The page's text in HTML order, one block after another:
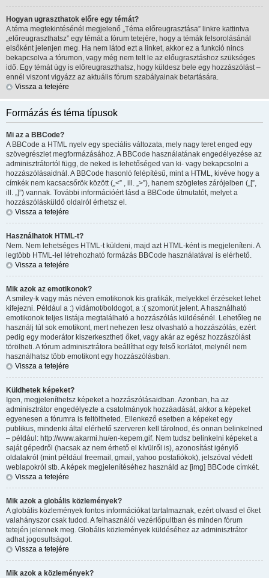
Hogyan ugraszthatok előre egy témát?
A téma megtekintésénél megjelenő „Téma előreugrasztása” linkre kattintva
„előreugraszthatsz” egy témát a fórum tetejére, hogy a témák felsorolásánál
elsőként jelenjen meg. Ha nem látod ezt a linket, akkor ez a funkció nincs
bekapcsolva a fórumon, vagy még nem telt le az előugrasztáshoz szükséges
idő. Egy témát úgy is előreugraszthatsz, hogy küldesz bele egy hozzászólást –
ennél viszont vigyázz az aktuális fórum szabályainak betartására.
Vissza a tetejére
Formázás és téma típusok
Mi az a BBCode?
A BBCode a HTML nyelv egy speciális változata, mely nagy teret enged egy
szövegrészlet megformázásához. A BBCode használatának engedélyezése az
adminisztrátortól függ, de neked is lehetőséged van ki- vagy bekapcsolni a
hozzászólásaidnál. A BBCode hasonló felépítésű, mint a HTML, kivéve hogy a
címkék nem kacsacsőrök között („<” , ill. „>”), hanem szögletes zárójelben („[”,
ill. „]”) vannak. További információért lásd a BBCode útmutatót, melyet a
hozzászólásküldő oldalról érhetsz el.
Vissza a tetejére
Használhatok HTML-t?
Nem. Nem lehetséges HTML-t küldeni, majd azt HTML-ként is megjeleníteni. A
legtöbb HTML-lel létrehozható formázás BBCode használatával is elérhető.
Vissza a tetejére
Mik azok az emotikonok?
A smiley-k vagy más néven emotikonok kis grafikák, melyekkel érzéseket lehet
kifejezni. Például a :) vidámot/boldogot, a :( szomorút jelent. A használható
emotikonok teljes listája megtalálható a hozzászólás küldésénél. Lehetőleg ne
használj túl sok emotikont, mert nehezen lesz olvasható a hozzászólás, ezért
pedig egy moderátor kiszerkesztheti őket, vagy akár az egész hozzászólást
törölheti. A fórum adminisztrátora beállíthat egy felső korlátot, melynél nem
használhatsz több emotikont egy hozzászólásban.
Vissza a tetejére
Küldhetek képeket?
Igen, megjeleníthetsz képeket a hozzászólásaidban. Azonban, ha az
adminisztrátor engedélyezte a csatolmányok hozzáadását, akkor a képeket
egyenesen a fórumra is feltöltheted. Ellenkező esetben a képeket egy
publikus, mindenki által elérhető szerveren kell tárolnod, és onnan belinkelned
– például: http://www.akarmi.hu/en-kepem.gif. Nem tudsz belinkelni képeket a
saját gépedről (hacsak az nem érhető el kívülről is), azonosítást igénylő
oldalakról (mint például freemail, gmail, yahoo postafiókok), jelszóval védett
weblapokról stb. A képek megjelenítéséhez használd az [img] BBCode címkét.
Vissza a tetejére
Mik azok a globális közlemények?
A globális közlemények fontos információkat tartalmaznak, ezért olvasd el őket
valahányszor csak tudod. A felhasználói vezérlőpultban és minden fórum
tetején jelennek meg. Globális közlemények küldéséhez az adminisztrátor
adhat jogosultságot.
Vissza a tetejére
Mik azok a közlemények?